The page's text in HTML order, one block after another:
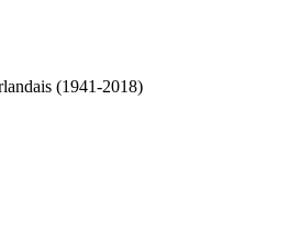
(1941-2018)